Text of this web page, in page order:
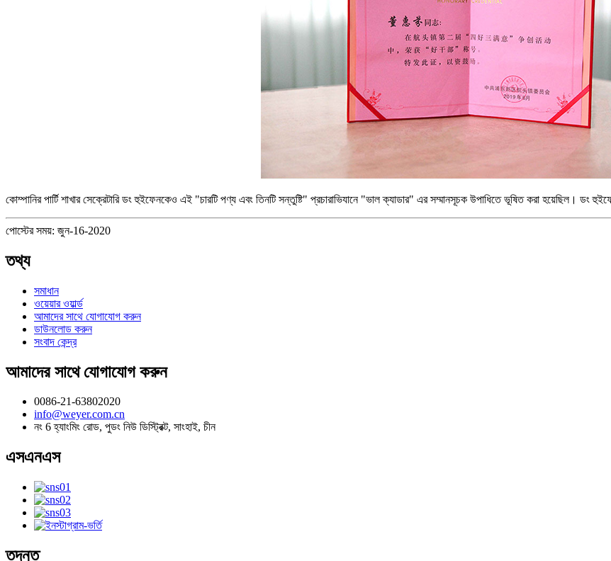
কোম্পানির পার্টি শাখার সেক্রেটারি ডং হুইফেনকেও এই "চারটি পণ্য এবং তিনটি সন্তুষ্টি" প্রচারাভিযানে "ভাল ক্যাডার" এর সম্মানসূচক উপাধিতে ভূষিত করা হয়েছিল। ডং
পোস্টের সময়: জুন-16-2020
তথ্য
সমাধান
ওয়েয়ার ওয়ার্ল্ড
আমাদের সাথে যোগাযোগ করুন
ডাউনলোড করুন
সংবাদ কেন্দ্র
আমাদের সাথে যোগাযোগ করুন
0086-21-63802020
info@weyer.com.cn
নং 6 হ্যাংমিং রোড, পুডং নিউ ডিস্ট্রিক্ট, সাংহাই, চীন
এসএনএস
তদন্ত